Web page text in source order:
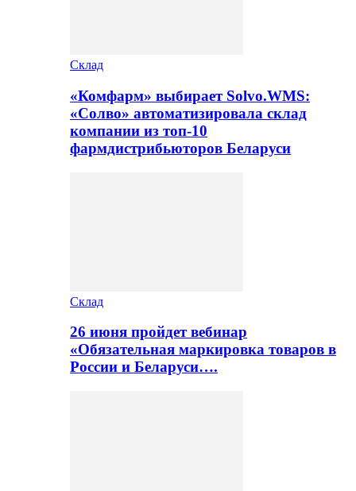
Склад
«Комфарм» выбирает Solvo.WMS:
«Солво» автоматизировала склад
компании из топ-10
фармдистрибьюторов Беларуси
Склад
26 июня пройдет вебинар
«Обязательная маркировка товаров в
России и Беларуси….